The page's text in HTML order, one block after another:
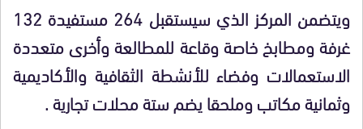
ويتضمن المركز الذي سيستقبل 264 مستفيدة 132
غرفة ومطابخ خاصة وقاعة للمطالعة وأخرى متعددة
الاستعمالات وفضاء للأنشطة الثقافية والأكاديمية
وثمانية مكاتب وملحقا يضم ستة محلات تجارية .